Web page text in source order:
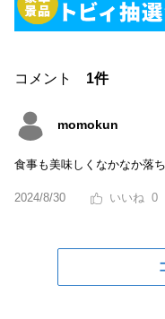
コメント 1件
momokun
食事も美味しくなかなか落
2024/8/30 0